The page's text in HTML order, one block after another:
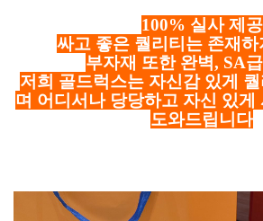
100% 실사 제공
싸고 좋은 퀄리티는 존재
부자재 또한 완벽, SA
저희 골드럭스는 자신감 있게
며 어디서나 당당하고 자신 있게
도와드립니다